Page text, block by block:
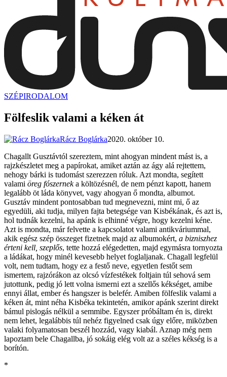
SZÉPIRODALOM
Fölfeslik valami a kéken át
Rácz Boglárka2020. október 10.
Chagallt Gusztávtól szereztem, mint ahogyan mindent mást is, a
rajzkészletet meg a papírokat, amiket aztán az ágy alá rejtettem,
nehogy bárki is tudomást szerezzen róluk. Azt mondta, segített
valami öreg fószerneka költözésnél, de nem pénzt kapott, hanem
legalább öt láda könyvet, vagy ahogyan ő mondta, albumot.
Gusztáv mindent pontosabban tud megnevezni, mint mi, ő az
egyedüli, aki tudja, milyen fajta betegsége van Kisbékának, és azt is,
hol tudnák kezelni, ha apánk is elhinné végre, hogy kezelni kéne.
Azt is mondta, már felvette a kapcsolatot valami antikváriummal,
akik egész szép összeget fizetnek majd az albumokért, a bizniszhez
érteni kell, szeplős, tette hozzá elégedetten, majd egymásra tornyozta
a ládákat, hogy minél kevesebb helyet foglaljanak. Chagall legfelül
volt, nem tudtam, hogy ez a festő neve, egyetlen festőt sem
ismertem, rajzórákon az olcsó vízfestékek foltjain túl sehová sem
jutottunk, pedig jó lett volna ismerni ezt a szellős kékséget, amibe
ennyi állat, ember és hangszer is belefér. Amiben fölfeslik valami a
kéken át, mint néha Kisbéka tekintetén, amikor apánk szerint direkt
bámul pislogás nélkül a semmibe. Egyszer próbáltam én is, direkt
nem lehet, legalábbis túl nehéz figyelned csak úgy előre, miközben
valaki folyamatosan beszél hozzád, vagy kiabál. Aznap még nem
lapoztam bele Chagallba, jó sokáig elég volt az a széles kékség is a
borítón.
*